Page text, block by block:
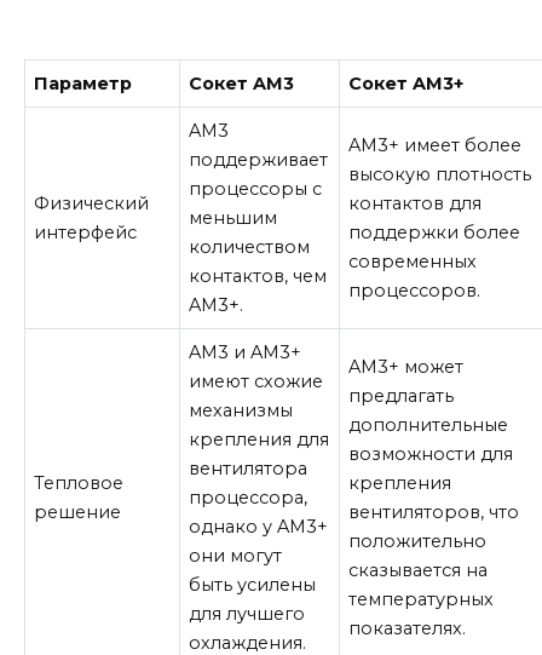
Параметр Сокет AM3 Сокет AM3+
Физический
интерфейс
AM3
поддерживает
процессоры с
меньшим
количеством
контактов, чем
AM3+.
AM3+ имеет более
высокую плотность
контактов для
поддержки более
современных
процессоров.
Тепловое
решение
AM3 и AM3+
имеют схожие
механизмы
крепления для
вентилятора
процессора,
однако у AM3+
они могут
быть усилены
для лучшего
охлаждения.
AM3+ может
предлагать
дополнительные
возможности для
крепления
вентиляторов, что
положительно
сказывается на
температурных
показателях.